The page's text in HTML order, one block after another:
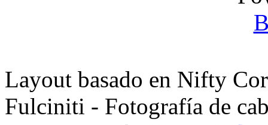
Layout basado en Nifty
Fulciniti - Fotografía de